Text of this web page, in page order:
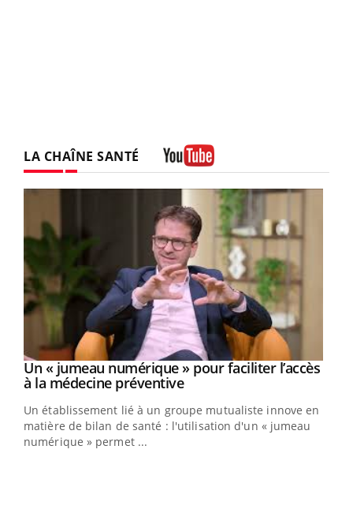
LA CHAÎNE SANTÉ
Youtube
Un « jumeau numérique » pour faciliter l’accès
à la médecine préventiveYoutube
Un établissement lié à un groupe mutualiste innove en
matière de bilan de santé : l'utilisation d'un « jumeau
numérique » permet ...